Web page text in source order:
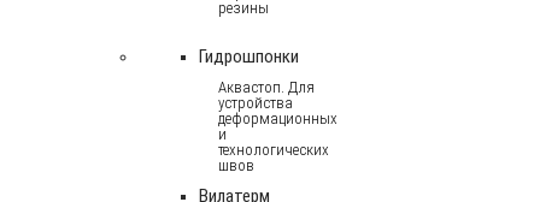
резины
Гидрошпонки
Аквастоп. Для
устройства
деформационных
и
технологических
швов
Вилатерм